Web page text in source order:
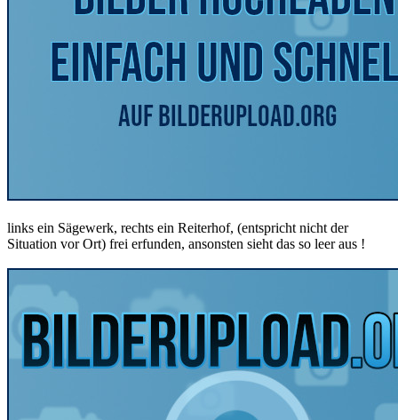
links ein Sägewerk, rechts ein Reiterhof, (entspricht nicht der
Situation vor Ort) frei erfunden, ansonsten sieht das so leer aus !